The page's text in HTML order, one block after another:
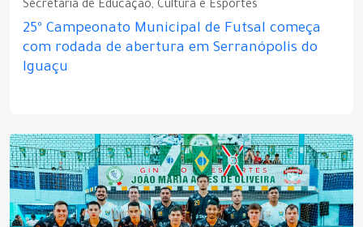
Secretaria de Educação, Cultura e Esportes
25º Campeonato Municipal de Futsal começa
com rodada de abertura em Serranópolis do
Iguaçu